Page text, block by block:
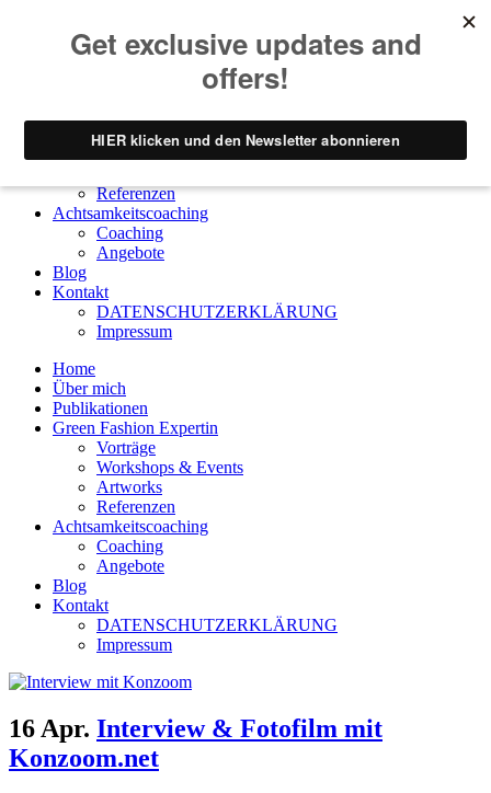
Home
Vorträge
Referenzen
Achtsamkeitscoaching
Coaching
Angebote
Blog
Kontakt
DATENSCHUTZERKLÄRUNG
Impressum
Home
Über mich
Publikationen
Green Fashion Expertin
Vorträge
Workshops & Events
Artworks
Referenzen
Achtsamkeitscoaching
Coaching
Angebote
Blog
Kontakt
DATENSCHUTZERKLÄRUNG
Impressum
16 Apr. Interview & Fotofilm mit
Konzoom.net